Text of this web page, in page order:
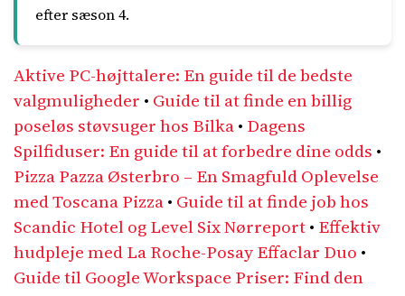
efter sæson 4.
Aktive PC-højttalere: En guide til de bedste
valgmuligheder • Guide til at finde en billig
poseløs støvsuger hos Bilka• Dagens
Spilfiduser: En guide til at forbedre dine odds •
Pizza Pazza Østerbro – En Smagfuld Oplevelse
med Toscana Pizza• Guide til at finde job hos
Scandic Hotel og Level Six Nørreport• Effektiv
hudpleje med La Roche-Posay Effaclar Duo •
Guide til Google Workspace Priser: Find den